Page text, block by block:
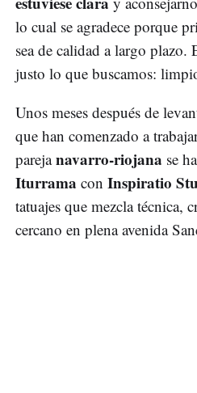
lo cual se agradece porque
sea de calidad a largo plazo.
justo lo que buscamos:
Unos meses después de
que han comenzado a
parejanavarro-riojana se
Iturrama con Inspiratio
tatuajes que mezcla técnica,
cercano en plena avenida